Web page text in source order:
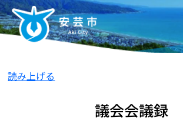
読み上げる
議会会議録